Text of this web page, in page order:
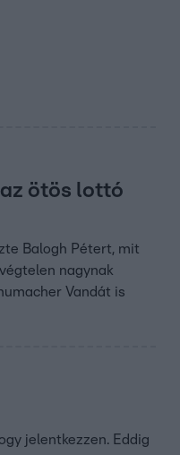
ötös lottó
Balogh Pétert, mit
nagynak
Vandát is
jelentkezzen. Eddig